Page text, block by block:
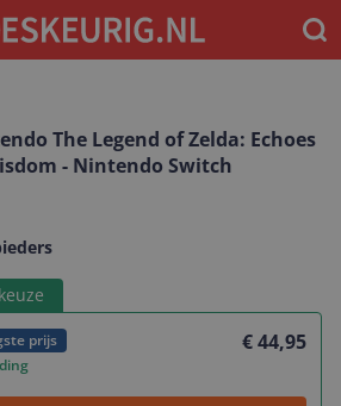
The Legend of Zelda: Echoes
- Nintendo Switch
prijs € 44,95